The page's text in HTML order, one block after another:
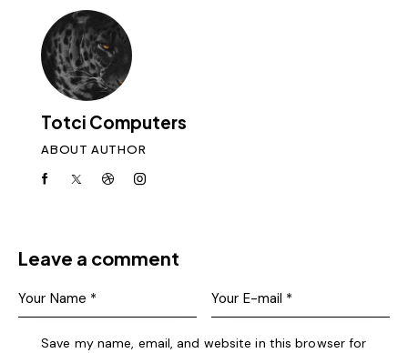
Totci Computers
ABOUT AUTHOR
Leave a comment
Save my name, email, and website in this browser for